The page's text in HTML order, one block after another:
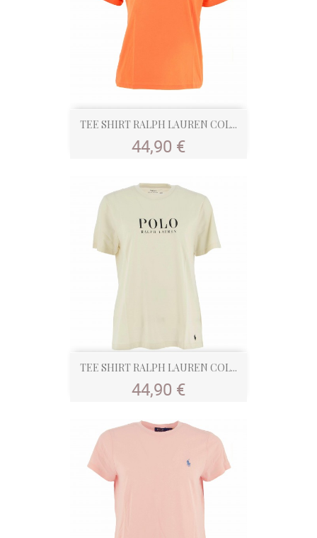
TEE SHIRT RALPH LAUREN COL...
Prix
44,90 €
TEE SHIRT RALPH LAUREN COL...
Prix
44,90 €